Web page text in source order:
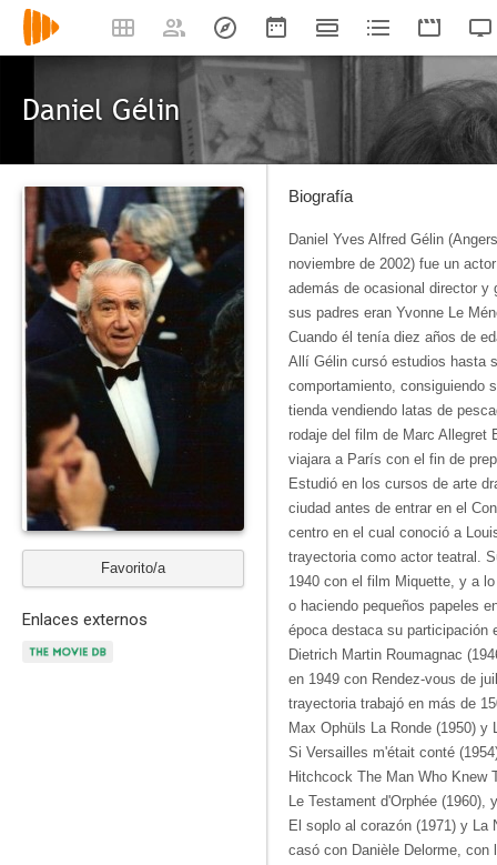
Daniel Gélin
Favorito/a
Enlaces externos
Biografía
Daniel Yves Alfred Gélin
noviembre de 2002) fue un
además de ocasional director y
sus padres eran Yvonne Le
Cuando él tenía diez años de
Allí Gélin cursó estudios hasta
comportamiento, consiguiendo
tienda vendiendo latas de
rodaje del film de Marc
viajara a París con el fin de
Estudió en los cursos de arte
ciudad antes de entrar en el
centro en el cual conoció a
trayectoria como actor teatral.
1940 con el film Miquette, y a
o haciendo pequeños papeles
época destaca su participación
Dietrich Martin Roumagnac
en 1949 con Rendez-vous de
trayectoria trabajó en más de
Max Ophüls La Ronde (1950)
Si Versailles m'était conté
Hitchcock The Man Who Knew
Le Testament d'Orphée
El soplo al corazón (1971) y La
casó con Danièle Delorme,